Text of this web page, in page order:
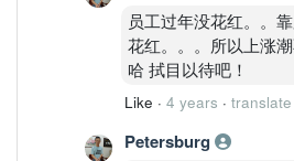
员工过年没花红。。
花红。。。所以上涨
哈 拭目以待吧！
Like · 4 years · translate
Petersburg